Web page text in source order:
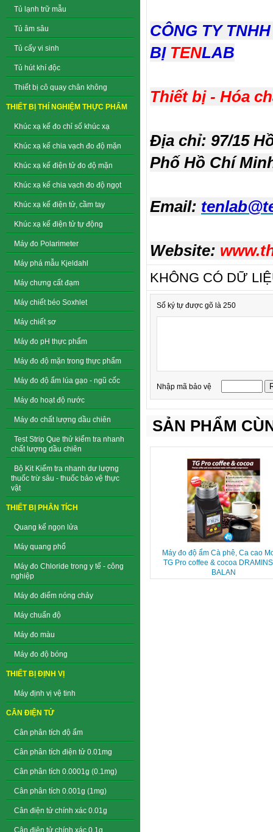
Tủ lạnh trữ mẫu
Tủ âm sâu
Tủ cấy vi sinh
Tủ hút khí độc
Thiết bị cô quay chân không
THIẾT BỊ THÍ NGHIỆM THỰC PHẨM
Khúc xạ kế đo chỉ số khúc xạ
Khúc xạ kế chia vạch đo độ mặn
Khúc xạ kế điện tử đo độ mặn
Khúc xạ kế chia vạch đo độ ngọt
Khúc xạ kế điện tử, cầm tay
Khúc xạ kế điện tử tự động
Máy đo Polarimeter
Máy phá mẫu Kjeldahl
Máy chưng cất đạm
Máy chiết béo Soxhlet
Máy chiết sơ
Máy đo pH thực phẩm
Máy đo độ mặn trong thực phẩm
Máy đo độ ẩm lúa gạo - ngũ cốc
Máy đo hoạt độ nước
Máy đo chất lượng dầu chiên
Test Strip Que thử kiểm tra nhanh
chất lượng dầu chiên
Bộ Kit Kiểm tra nhanh dư lượng
thuốc trừ sâu - thuốc bảo vệ thực
vật
THIẾT BỊ PHÂN TÍCH
Quang kế ngọn lửa
Máy quang phổ
Máy đo Chloride trong y tế - công
nghiệp
Máy đo điểm nóng chảy
Máy chuẩn độ
Máy đo màu
Máy đo độ bóng
THIẾT BỊ ĐỊNH VỊ
Máy định vị vệ tinh
CÂN ĐIỆN TỬ
Cân phân tích độ ẩm
Cân phân tích điện tử 0.01mg
Cân phân tích 0.0001g (0.1mg)
Cân phân tích 0.001g (1mg)
Cân điện tử chính xác 0.01g
Cân điện tử chính xác 0.1g
CÔNG TY
BỊ TENLAB
Thiết bị - Hóa
Địa chỉ: 97/15
Phố Hồ Chí
Email:
Website:
KHÔNG CÓ DỮ
Số ký tự được gõ là 250
Nhập mã bảo vệ
SẢN PHẨM
Máy đo độ ẩm Cà phê, Ca cao
TG Pro coffee & cocoa
BALAN